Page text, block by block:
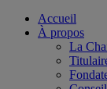
Accueil
À propos
La